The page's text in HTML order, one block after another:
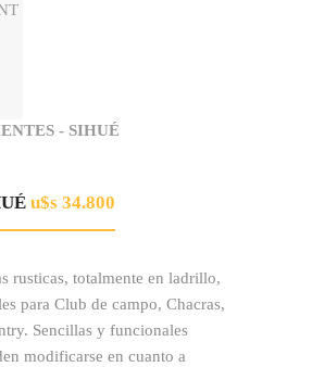
- SIHUÉ
u$s 34.800
rusticas, totalmente en ladrillo,
para Club de campo, Chacras,
Sencillas y funcionales
modificarse en cuanto a